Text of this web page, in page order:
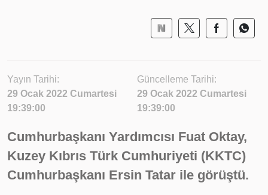
Yayın Tarihi:
29 Ocak 2022 Cumartesi
19:39:00
Güncelleme Tarihi:
29 Ocak 2022 Cumartesi
19:39:00
Cumhurbaşkanı Yardımcısı Fuat Oktay,
Kuzey Kıbrıs Türk Cumhuriyeti (KKTC)
Cumhurbaşkanı Ersin Tatar ile görüştü.